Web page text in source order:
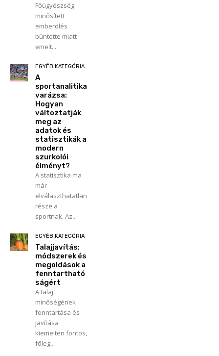
Főügyészség
minősített
emberölés
bűntette miatt
emelt...
EGYÉB KATEGÓRIA
A
sportanalitika
varázsa:
Hogyan
változtatják
meg az
adatok és
statisztikák a
modern
szurkolói
élményt?
A statisztika ma
már
elválaszthatatlan
része a
sportnak. Az...
EGYÉB KATEGÓRIA
Talajjavítás:
módszerek és
megoldások a
fenntartható
ságért
A talaj
minőségének
fenntartása és
javítása
kiemelten fontos,
főleg...